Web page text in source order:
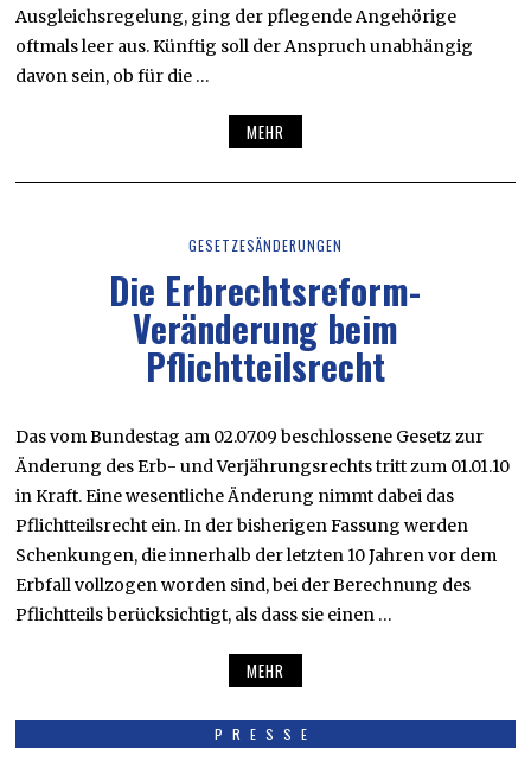
Ausgleichsregelung, ging der pflegende Angehörige
oftmals leer aus. Künftig soll der Anspruch unabhängig
davon sein, ob für die …
MEHR
GESETZESÄNDERUNGEN
Die Erbrechtsreform-
Veränderung beim
Pflichtteilsrecht
Das vom Bundestag am 02.07.09 beschlossene Gesetz zur
Änderung des Erb- und Verjährungsrechts tritt zum 01.01.10
in Kraft. Eine wesentliche Änderung nimmt dabei das
Pflichtteilsrecht ein. In der bisherigen Fassung werden
Schenkungen, die innerhalb der letzten 10 Jahren vor dem
Erbfall vollzogen worden sind, bei der Berechnung des
Pflichtteils berücksichtigt, als dass sie einen …
MEHR
PRESSE